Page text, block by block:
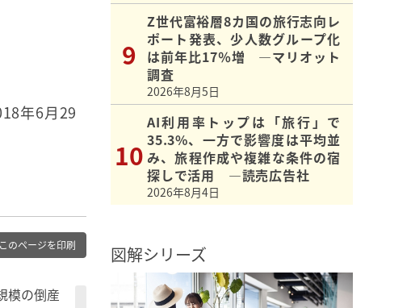
年6月29
このページを印刷
模の倒産
Z世代富裕層8カ国の旅行志向レ
ポート発表、少人数グループ化
は前年比17％増 ―マリオット
調査
2026年8月5日
AI利用率トップは「旅行」で
35.3%、一方で影響度は平均並
み、旅程作成や複雑な条件の宿
探しで活用 ―読売広告社
2026年8月4日
図解シリーズ